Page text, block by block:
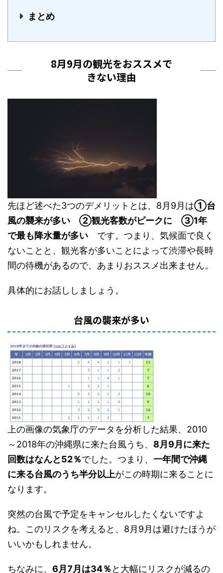
まとめ
8月9月の観光をおススメで
きない理由
先ほど述べた3つのデメリットとは、8月9月は①台
風の襲来が多い ②観光客数がピークに ③1年
で最も降水量が多い です。つまり、気候面で良く
ないことと、観光客が多いことによって渋滞や長時
間の待機があるので、あまりおススメ出来ません。
具体的にお話ししましょう。
台風の襲来が多い
上の画像の気象庁のデータを分析した結果、2010
～2018年の沖縄県に来た台風うち、 8月9月に来た
回数はなんと52％でした。つまり、 一年間で沖縄
に来る台風のうち半分以上がこの時期に来ることに
なります。
突然の台風で予定をキャンセルしたくないですよ
ね。このリスクを考えると、8月9月は避けたほうが
いいかもしれません。
ちなみに、 6月7月は34％ と大幅にリスクが減るの